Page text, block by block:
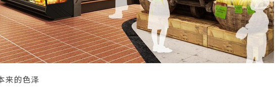
来的色泽